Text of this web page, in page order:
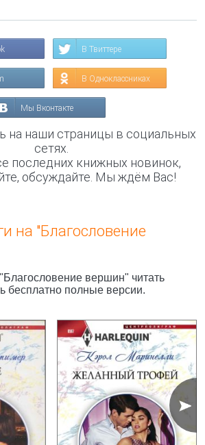
В Твиттере
В Одноклассниках
Мы Вконтакте
на наши страницы в социальных
сетях.
последних книжных новинок,
обсуждайте. Мы ждём Вас!
на "Благословение
вершин" читать
бесплатно полные версии.